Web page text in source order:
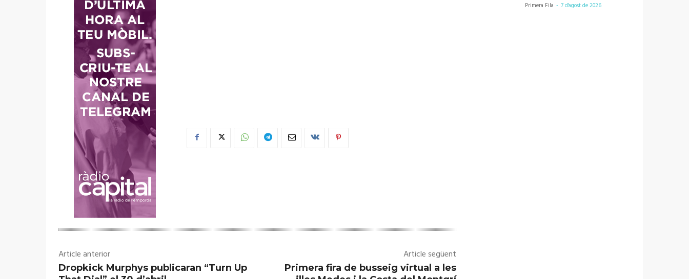
Article anterior
Dropkick Murphys publicaran “Turn Up
Article següent
Primera fira de busseig virtual a les
Primera Fila - 7 d'agost de 2026